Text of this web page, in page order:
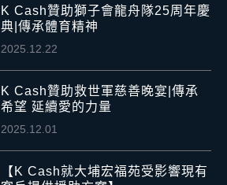
K Cash贊助獅子會龍舟隊25周年慶
典|傳承體育精神
2025.12.22
K Cash贊助救世軍慈善晚宴|傳承
希望 延續愛的力量
2025.12.01
【K Cash就大埔宏福苑受影響現有